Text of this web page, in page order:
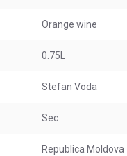
Orange wine
0.75L
Stefan Voda
Sec
Republica Moldova